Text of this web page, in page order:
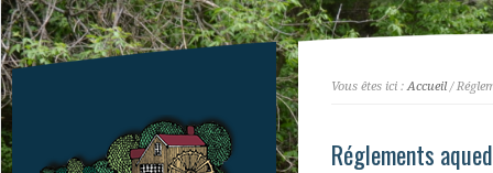
Vous êtes ici :Accueil/
Réglements